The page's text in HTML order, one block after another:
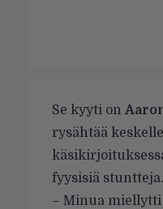
Se kyyti on
rysähtää
fyysisiä stuntteja.
– Minua